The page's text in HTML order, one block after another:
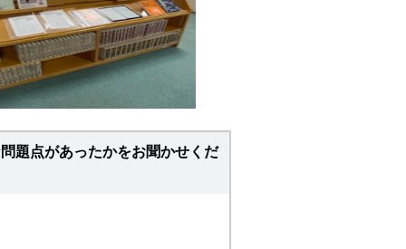
題点があったかをお聞かせくだ